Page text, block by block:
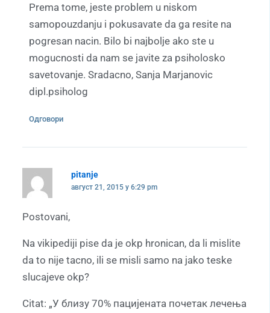
Prema tome, jeste problem u niskom
samopouzdanju i pokusavate da ga resite na
pogresan nacin. Bilo bi najbolje ako ste u
mogucnosti da nam se javite za psiholosko
savetovanje. Sradacno, Sanja Marjanovic
dipl.psiholog
Одговори
pitanje
август 21, 2015 у 6:29 pm
Postovani,
Na vikipediji pise da je okp hronican, da li mislite
da to nije tacno, ili se misli samo na jako teske
slucajeve okp?
Citat: „У близу 70% пацијената почетак лечења